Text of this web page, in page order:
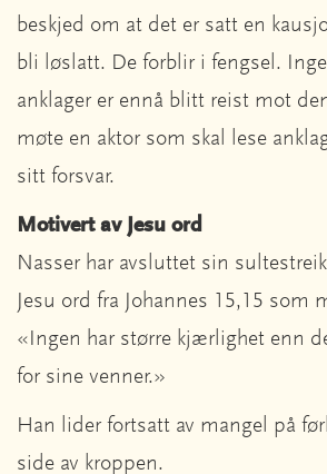
beskjed om at det er satt en
bli løslatt. De forblir i fengsel.
anklager er ennå blitt reist mot
møte en aktor som skal lese
sitt forsvar.
Motivert av Jesu ord
Nasser har avsluttet sin
Jesu ord fra Johannes 15,15 som
«Ingen har større kjærlighet enn
for sine venner.»
Han lider fortsatt av mangel på
side av kroppen.